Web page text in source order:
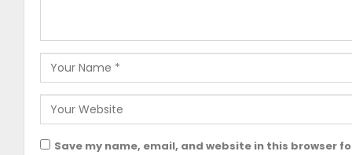
Save my name, email, and website in this browser